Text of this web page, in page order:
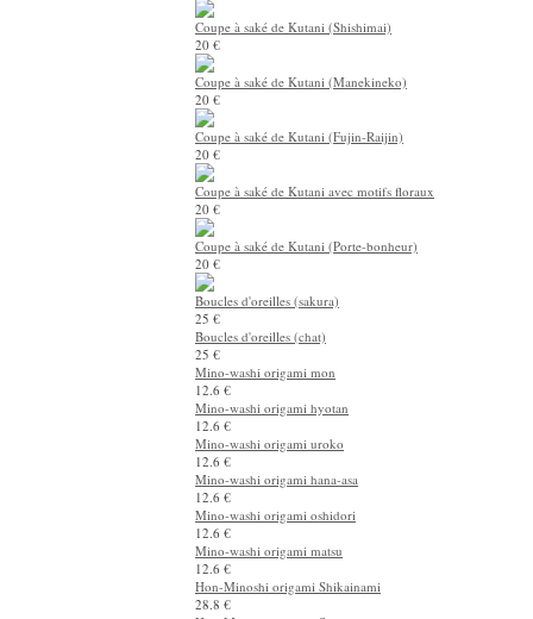
Coupe à saké de Kutani (Shishimai)
20 €
Coupe à saké de Kutani (Manekineko)
20 €
Coupe à saké de Kutani (Fujin-Raijin)
20 €
Coupe à saké de Kutani avec motifs floraux
20 €
Coupe à saké de Kutani (Porte-bonheur)
20 €
Boucles d'oreilles (sakura)
25 €
Boucles d'oreilles (chat)
25 €
Mino-washi origami mon
12.6 €
Mino-washi origami hyotan
12.6 €
Mino-washi origami uroko
12.6 €
Mino-washi origami hana-asa
12.6 €